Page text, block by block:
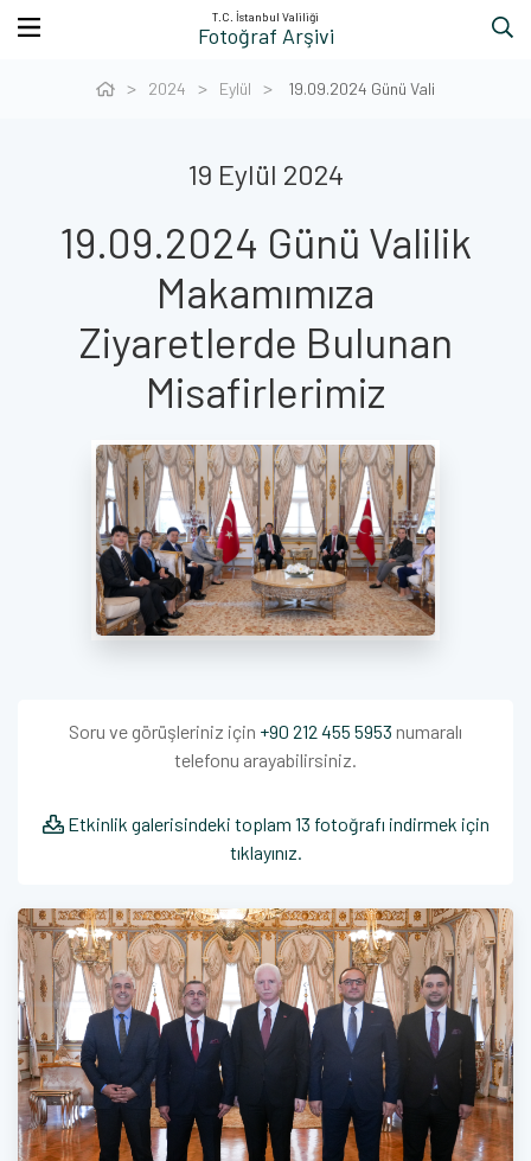
T.C. İstanbul Valiliği
Fotoğraf Arşivi
2024 Eylül 19.09.2024 Günü Vali
19 Eylül 2024
19.09.2024 Günü Valilik
Makamımıza
Ziyaretlerde Bulunan
Misafirlerimiz
Soru ve görüşleriniz için +90 212 455 5953 numaralı
telefonu arayabilirsiniz.
Etkinlik galerisindeki toplam 13 fotoğrafı indirmek için
tıklayınız.